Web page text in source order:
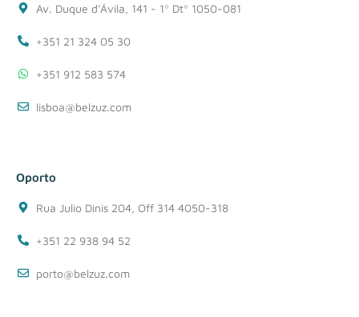
Av. Duque d'Ávila, 141 - 1º Dtº 1050-081
+351 21 324 05 30
+351 912 583 574
lisboa@belzuz.com
Oporto
Rua Julio Dinis 204, Off 314 4050-318
+351 22 938 94 52
porto@belzuz.com